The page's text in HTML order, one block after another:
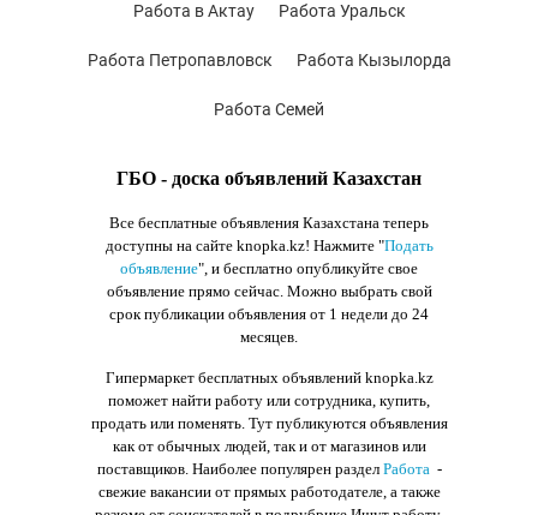
ГБО - доска объявлений Казахстан
Все бесплатные объявления Казахстана теперь
доступны на сайте knopka.kz! Нажмите "Подать
объявление", и бесплатно опубликуйте свое
объявление прямо сейчас. Можно выбрать свой
срок публикации объявления от 1 недели до 24
месяцев.
Гипермаркет бесплатных объявлений knopka.kz
поможет найти работу или сотрудника, купить,
продать или поменять. Тут публикуются объявления
как от обычных людей, так и от магазинов или
поставщиков. Наиболее популярен раздел Работа-
свежие вакансии от прямых работодателе, а также
Работа в Актау Работа Уральск
Работа Петропавловск Работа Кызылорда
Работа Семей